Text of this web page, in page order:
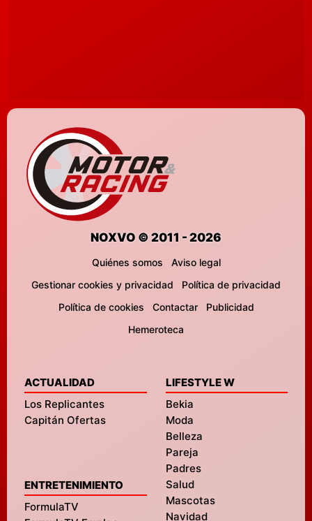
NOXVO © 2011 - 2026
Quiénes somos
Aviso legal
Gestionar cookies y privacidad
Política de privacidad
Política de cookies
Contactar
Publicidad
Hemeroteca
ACTUALIDAD
Los Replicantes
Capitán Ofertas
ENTRETENIMIENTO
FormulaTV
LIFESTYLE W
Bekia
Moda
Belleza
Pareja
Padres
Salud
Mascotas
Navidad